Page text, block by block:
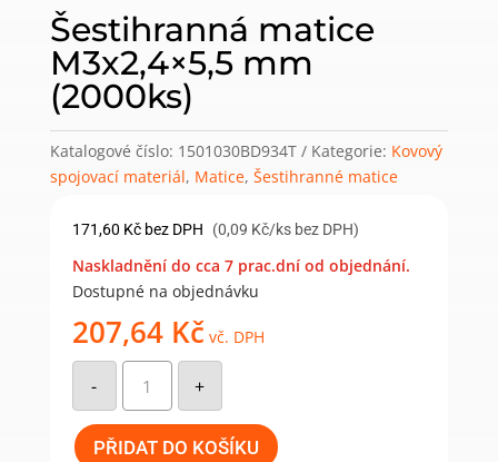
Šestihranná matice
M3x2,4×5,5 mm
(2000ks)
Katalogové číslo: 1501030BD934T Kategorie: Kovový
spojovací materiál, Matice, Šestihranné matice
171,60 Kč bez DPH (0,09 Kč/ks bez DPH)
Naskladnění do cca 7 prac.dní od objednání.
Dostupné na objednávku
207,64 Kč vč. DPH
-
Šestihranná
matice
M3x2,4x5,5
mm
(2000ks)
množství
+
PŘIDAT DO KOŠÍKU